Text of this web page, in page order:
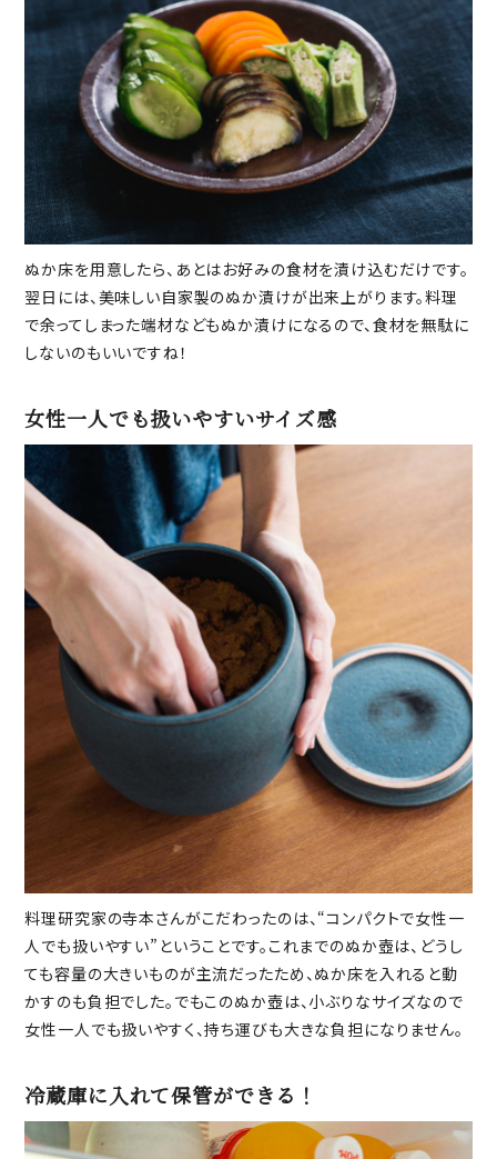
ぬか床を用意したら、あとはお好みの食材を漬け込むだけです。
翌日には、美味しい自家製のぬか漬けが出来上がります。料理
で余ってしまった端材などもぬか漬けになるので、食材を無駄に
しないのもいいですね！
女性一人でも扱いやすいサイズ感
料理研究家の寺本さんがこだわったのは、“コンパクトで女性一
人でも扱いやすい”ということです。これまでのぬか壺は、どうし
ても容量の大きいものが主流だったため、ぬか床を入れると動
かすのも負担でした。でもこのぬか壺は、小ぶりなサイズなので
女性一人でも扱いやすく、持ち運びも大きな負担になりません。
冷蔵庫に入れて保管ができる！